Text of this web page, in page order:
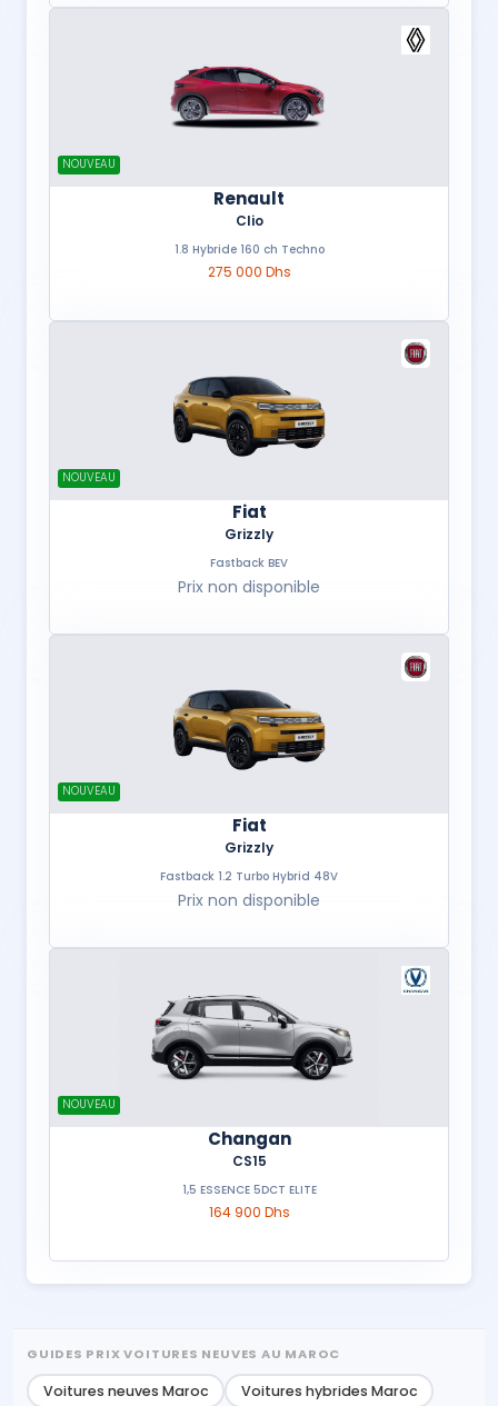
NOUVEAU
Renault
Clio
1.8 Hybride 160 ch Techno
275 000 Dhs
NOUVEAU
Fiat
Grizzly
Fastback BEV
Prix non disponible
NOUVEAU
Fiat
Grizzly
Fastback 1.2 Turbo Hybrid 48V
Prix non disponible
NOUVEAU
Changan
CS15
1,5 ESSENCE 5DCT ELITE
164 900 Dhs
GUIDES PRIX VOITURES NEUVES AU MAROC
Voitures neuves Maroc Voitures hybrides Maroc